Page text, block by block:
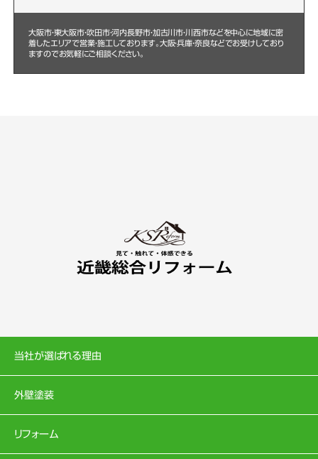
大阪市・東大阪市・吹田市・河内長野市・加古川市・川西市などを中心に地域に密
着したエリアで営業・施工しております。大阪・兵庫・奈良などでお受けしており
ますのでお気軽にご相談ください。
当社が選ばれる理由
外壁塗装
リフォーム